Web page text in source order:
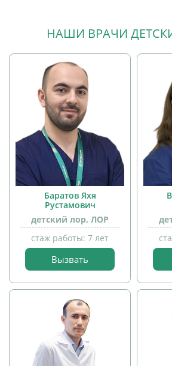
НАШИ ВРАЧИ
прием
детей
Баратов Яхя
Рустамович
детский лор, ЛОР
стаж работы: 7 лет
Вызвать
прием
детей